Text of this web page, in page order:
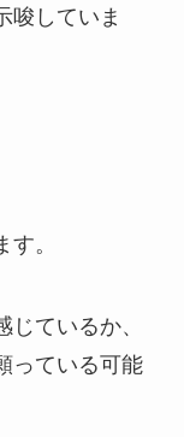
唆していま
。
ているか、
っている可能